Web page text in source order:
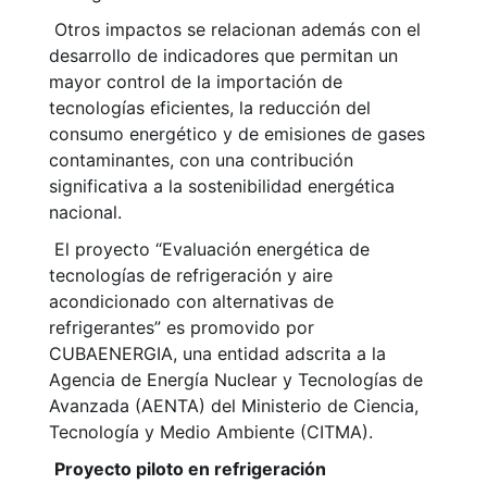
Otros impactos se relacionan además con el
desarrollo de indicadores que permitan un
mayor control de la importación de
tecnologías eficientes, la reducción del
consumo energético y de emisiones de gases
contaminantes, con una contribución
significativa a la sostenibilidad energética
nacional.
El proyecto “Evaluación energética de
tecnologías de refrigeración y aire
acondicionado con alternativas de
refrigerantes” es promovido por
CUBAENERGIA, una entidad adscrita a la
Agencia de Energía Nuclear y Tecnologías de
Avanzada (AENTA) del Ministerio de Ciencia,
Tecnología y Medio Ambiente (CITMA).
Proyecto piloto en refrigeración